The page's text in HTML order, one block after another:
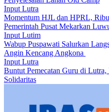
Input Lutra
Momentum HJL dan HPRL,
Pemerintah Pusat Mekarkan
Input Lutim
Wabup Puspawati Salurkan
Angin Kencang Angkona ‎
Input Lutra
Buntut Pemecatan Guru di
Solidaritas